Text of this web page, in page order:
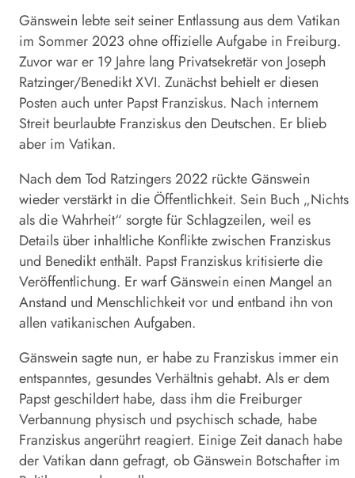
Gänswein lebte seit seiner Entlassung aus dem Vatikan
im Sommer 2023 ohne offizielle Aufgabe in Freiburg.
Zuvor war er 19 Jahre lang Privatsekretär von Joseph
Ratzinger/Benedikt XVI. Zunächst behielt er diesen
Posten auch unter Papst Franziskus. Nach internem
Streit beurlaubte Franziskus den Deutschen. Er blieb
aber im Vatikan.
Nach dem Tod Ratzingers 2022 rückteGänswein
wieder verstärkt in die Öffentlichkeit. Sein Buch „Nichts
als die Wahrheit“ sorgte für Schlagzeilen, weil es
Details über inhaltliche Konflikte zwischen Franziskus
und Benedikt enthält. Papst Franziskus kritisierte die
Veröffentlichung. Er warfGänswein einen Mangel an
Anstand und Menschlichkeit vor und entband ihn von
allen vatikanischen Aufgaben.
Gänswein sagte nun, er habe zu Franziskus immer ein
entspanntes, gesundes Verhältnis gehabt. Als er dem
Papst geschildert habe, dass ihm die Freiburger
Verbannung physisch und psychisch schade, habe
Franziskus angerührt reagiert. Einige Zeit danach habe
der Vatikan dann gefragt, obGänswein Botschafter im